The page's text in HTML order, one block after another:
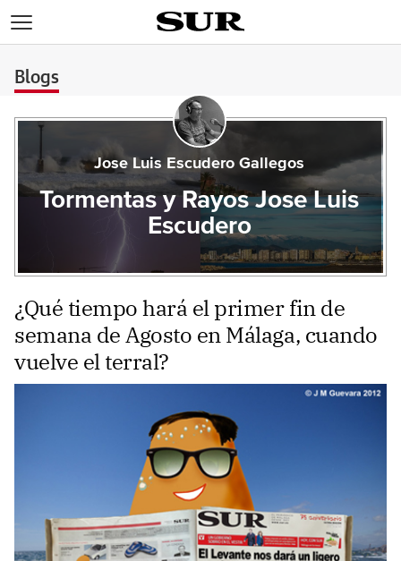
Blogs
Jose Luis Escudero Gallegos
Tormentas y Rayos Jose Luis
Escudero
¿Qué tiempo hará el primer fin de
semana de Agosto en Málaga, cuando
vuelve el terral?